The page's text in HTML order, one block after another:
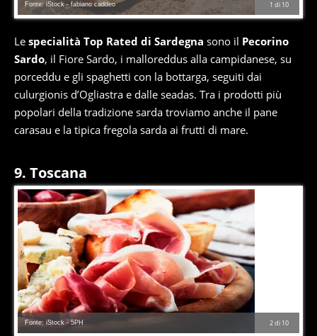
1 di 10
Fonte: iStock - fabiano caddeo
Le specialità Top Rated di Sardegna sono il Pecorino
Sardo, il Fiore Sardo, i malloreddus alla campidanese, su
porceddu e gli spaghetti con la bottarga, seguiti dai
culurgionis d’Ogliastra e dalle seadas. Tra i prodotti più
popolari della tradizione sarda troviamo anche il pane
carasau e la tipica fregola sarda ai frutti di mare.
9. Toscana
2di 10
Fonte: iStock - 5PH